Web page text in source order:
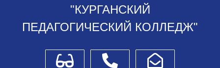
"КУРГАНСКИЙ
ПЕДАГОГИЧЕСКИЙ КОЛЛЕДЖ"
Для слабовидящихТелефоныНаписать обращение